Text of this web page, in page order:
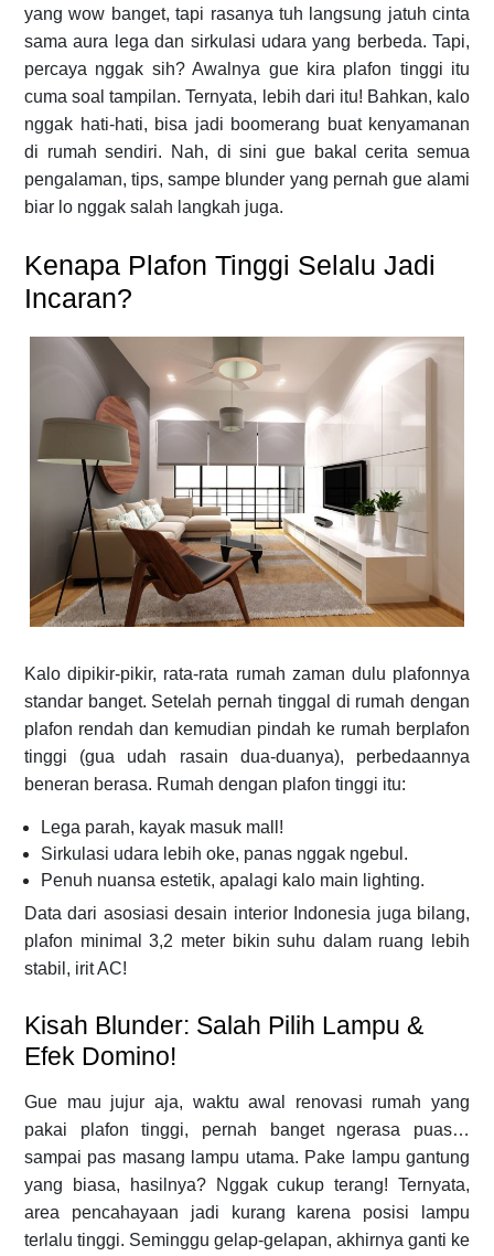
yang wow banget, tapi rasanya tuh langsung jatuh cinta
sama aura lega dan sirkulasi udara yang berbeda. Tapi,
percaya nggak sih? Awalnya gue kira plafon tinggi itu
cuma soal tampilan. Ternyata, lebih dari itu! Bahkan, kalo
nggak hati-hati, bisa jadi boomerang buat kenyamanan
di rumah sendiri. Nah, di sini gue bakal cerita semua
pengalaman, tips, sampe blunder yang pernah gue alami
biar lo nggak salah langkah juga.
Kenapa Plafon Tinggi Selalu Jadi
Incaran?
Kalo dipikir-pikir, rata-rata rumah zaman dulu plafonnya
standar banget. Setelah pernah tinggal di rumah dengan
plafon rendah dan kemudian pindah ke rumah berplafon
tinggi (gua udah rasain dua-duanya), perbedaannya
beneran berasa. Rumah dengan plafon tinggi itu:
Lega parah, kayak masuk mall!
Sirkulasi udara lebih oke, panas nggak ngebul.
Penuh nuansa estetik, apalagi kalo main lighting.
Data dari asosiasi desain interior Indonesia juga bilang,
plafon minimal 3,2 meter bikin suhu dalam ruang lebih
stabil, irit AC!
Kisah Blunder: Salah Pilih Lampu &
Efek Domino!
Gue mau jujur aja, waktu awal renovasi rumah yang
pakai plafon tinggi, pernah banget ngerasa puas…
sampai pas masang lampu utama. Pake lampu gantung
yang biasa, hasilnya? Nggak cukup terang! Ternyata,
area pencahayaan jadi kurang karena posisi lampu
terlalu tinggi. Seminggu gelap-gelapan, akhirnya ganti ke